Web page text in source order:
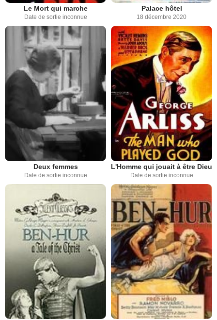
Le Mort qui marche
Date de sortie inconnue
Palace hôtel
18 décembre 2020
Deux femmes
Date de sortie inconnue
L'Homme qui jouait à être Dieu
Date de sortie inconnue